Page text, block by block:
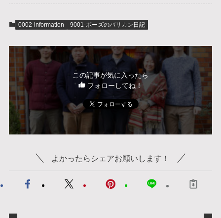
0002-information 9001-ボーズのバリカン日記
この記事が気に入ったら
フォローしてね！
よかったらシェアお願いします！